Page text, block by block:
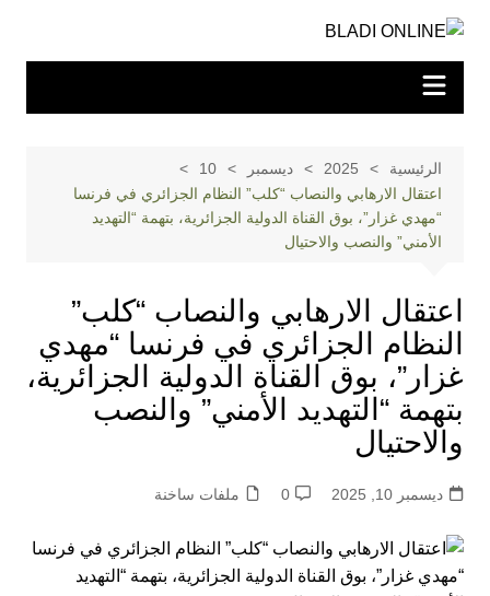
المحتوى
الرئيسية 2025 ديسمبر
10
اعتقال الارهابي والنصاب “كلب” النظام الجزائري في فرنسا
“مهدي غزار”، بوق القناة الدولية الجزائرية، بتهمة “التهديد
الأمني” والنصب والاحتيال
اعتقال الارهابي والنصاب “كلب”
النظام الجزائري في فرنسا “مهدي
غزار”، بوق القناة الدولية الجزائرية،
بتهمة “التهديد الأمني” والنصب
والاحتيال
ديسمبر 10, 2025 0 ملفات ساخنة